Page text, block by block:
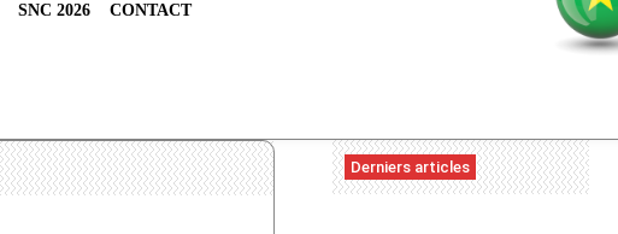
SNC 2026 CONTACT
Derniers articles